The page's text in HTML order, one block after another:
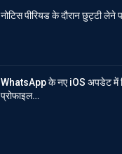
नोटिस पीरियड के दौरान छुट्टी लेने
WhatsApp के नए iOS अपडेट में
प्रोफाइल…